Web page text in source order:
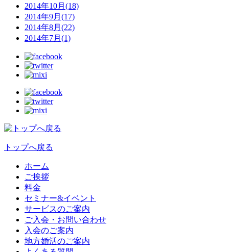
2014年10月(18)
2014年9月(17)
2014年8月(22)
2014年7月(1)
トップへ戻る
ホーム
ご挨拶
料金
セミナー&イベント
サービスのご案内
ご入会・お問い合わせ
入会のご案内
地方婚活のご案内